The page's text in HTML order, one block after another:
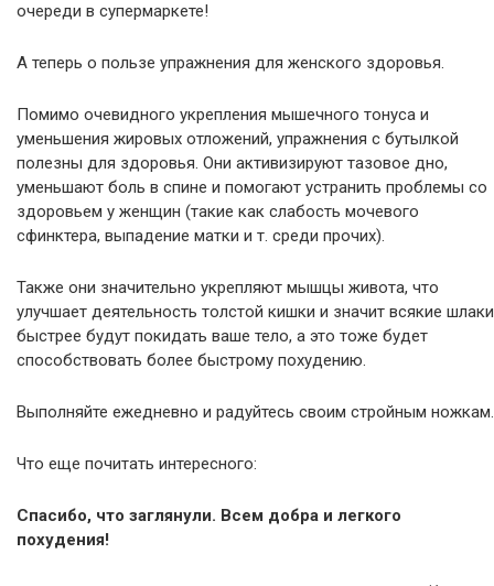
очереди в супермаркете!
А теперь о пользе упражнения для женского здоровья.
Помимо очевидного укрепления мышечного тонуса и
уменьшения жировых отложений, упражнения с бутылкой
полезны для здоровья. Они активизируют тазовое дно,
уменьшают боль в спине и помогают устранить проблемы со
здоровьем у женщин (такие как слабость мочевого
сфинктера, выпадение матки и т. среди прочих).
Также они значительно укрепляют мышцы живота, что
улучшает деятельность толстой кишки и значит всякие шлаки
быстрее будут покидать ваше тело, а это тоже будет
способствовать более быстрому похудению.
Выполняйте ежедневно и радуйтесь своим стройным ножкам.
Что еще почитать интересного:
Спасибо, что заглянули. Всем добра и легкого
похудения!